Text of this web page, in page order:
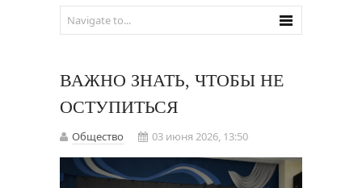
ВАЖНО ЗНАТЬ, ЧТОБЫ НЕ
ОСТУПИТЬСЯ
Общество 03 июня 2026, 13:50